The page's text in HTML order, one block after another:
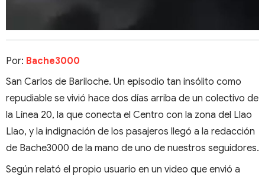
Por: Bache3000
San Carlos de Bariloche. Un episodio tan insólito como
repudiable se vivió hace dos días arriba de un colectivo de
la Línea 20, la que conecta el Centro con la zona del Llao
Llao, y la indignación de los pasajeros llegó a la redacción
de Bache3000 de la mano de uno de nuestros seguidores.
Según relató el propio usuario en un video que envió a